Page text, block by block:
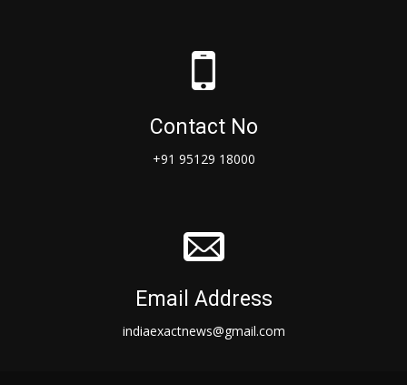
Contact No
+91 95129 18000
Email Address
indiaexactnews@gmail.com